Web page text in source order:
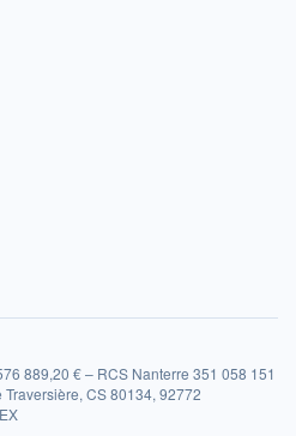
889,20 € – RCS Nanterre 351 058 151
CS 80134, 92772